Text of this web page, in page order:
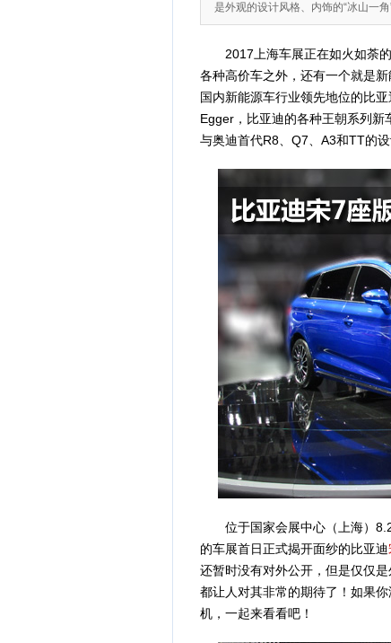
是外观的设计风格、内饰的“冰山一
2017上海车展正在如火如荼的
各种高价车之外，还有一个就是
国内新能源车行业领先地位的比
Egger，比亚迪的各种王朝系列
与奥迪首代R8、Q7、A3和TT的设
位于国家会展中心（上海）8.2
的车展首日正式揭开面纱的比亚迪
还暂时没有对外公开，但是仅仅
都让人对其非常的期待了！如果
机，一起来看看吧！